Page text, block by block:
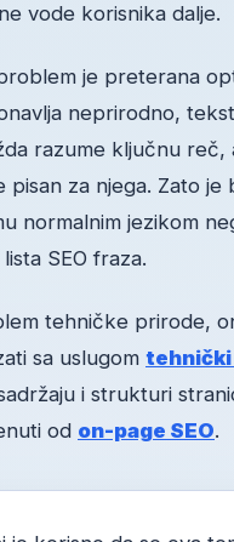
vode korisnika dalje.
je preterana
neprirodno,
razume ključnu reč,
pisan za njega. Zato je
normalnim jezikom
SEO fraza.
tehničke prirode,
sa uslugom tehnički
i strukturi
od on-page SEO.